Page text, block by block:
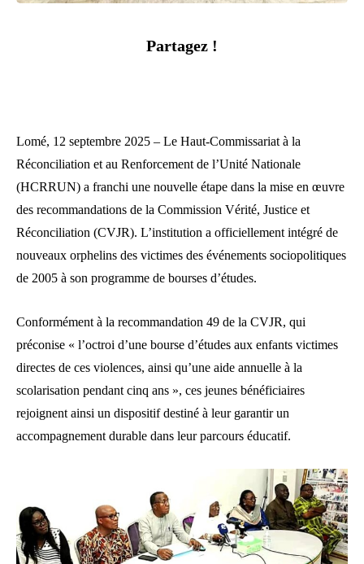
Partagez !
Lomé, 12 septembre 2025 – Le Haut-Commissariat à la
Réconciliation et au Renforcement de l’Unité Nationale
(HCRRUN) a franchi une nouvelle étape dans la mise en œuvre
des recommandations de la Commission Vérité, Justice et
Réconciliation (CVJR). L’institution a officiellement intégré de
nouveaux orphelins des victimes des événements sociopolitiques
de 2005 à son programme de bourses d’études.
Conformément à la recommandation 49 de la CVJR, qui
préconise « l’octroi d’une bourse d’études aux enfants victimes
directes de ces violences, ainsi qu’une aide annuelle à la
scolarisation pendant cinq ans », ces jeunes bénéficiaires
rejoignent ainsi un dispositif destiné à leur garantir un
accompagnement durable dans leur parcours éducatif.